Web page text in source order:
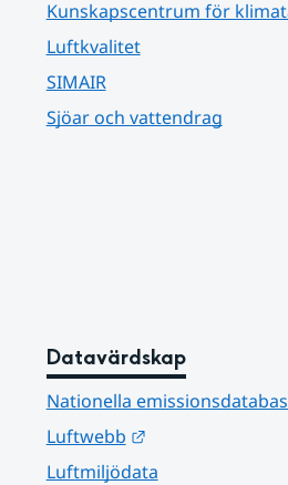
Kunskapscentrum för
Luftkvalitet
SIMAIR
Sjöar och vattendrag
Datavärdskap
Nationella
Luftwebb
Länk till annan
Luftmiljödata